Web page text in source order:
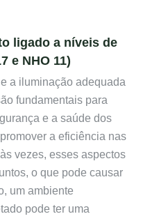
ligado a níveis de
e NHO 11)
a iluminação adequada
fundamentais para
e a saúde dos
a eficiência nas
vezes, esses aspectos
o que pode causar
um ambiente
pode ter uma